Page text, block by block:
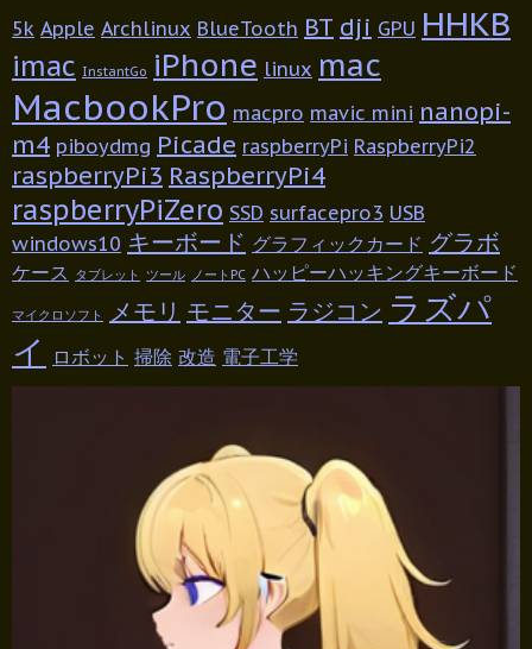
5k Apple Archlinux BlueTooth BT dji GPU HHKB
imac InstantGo iPhone linux mac
MacbookPro macpro mavic mini nanopi-
m4 piboydmg Picade raspberryPi RaspberryPi2
raspberryPi3 RaspberryPi4
raspberryPiZero SSD surfacepro3 USB
windows10 キーボード グラフィックカード グラボ
ケース タブレット ツール ノートPC ハッピーハッキングキーボード
マイクロソフト メモリ モニター ラジコン ラズパ
イ
ロボット 掃除 改造 電子工学